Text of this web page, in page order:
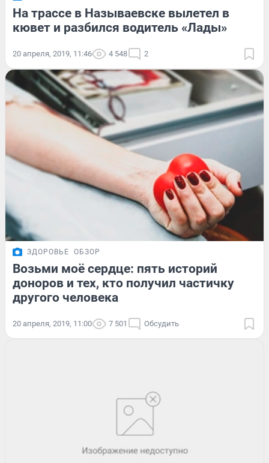
На трассе в Называевске вылетел в
кювет и разбился водитель «Лады»
20 апреля, 2019, 11:46 4 548 2
ЗДОРОВЬЕ ОБЗОР
Возьми моё сердце: пять историй
доноров и тех, кто получил частичку
другого человека
20 апреля, 2019, 11:00 7 501 Обсудить